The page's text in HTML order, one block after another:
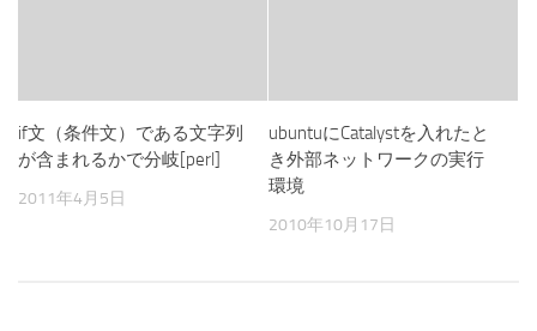
if文（条件文）である文字列
が含まれるかで分岐[perl]
2011年4月5日
ubuntuにCatalystを入れたと
き外部ネットワークの実行
環境
2010年10月17日